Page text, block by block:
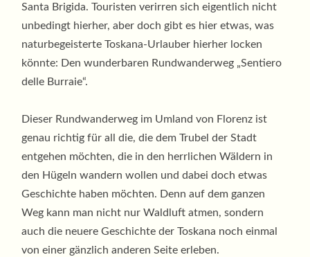
Santa Brigida. Touristen verirren sich eigentlich nicht
unbedingt hierher, aber doch gibt es hier etwas, was
naturbegeisterte Toskana-Urlauber hierher locken
könnte: Den wunderbaren Rundwanderweg „Sentiero
delle Burraie“.
Dieser Rundwanderweg im Umland von Florenz ist
genau richtig für all die, die dem Trubel der Stadt
entgehen möchten, die in den herrlichen Wäldern in
den Hügeln wandern wollen und dabei doch etwas
Geschichte haben möchten. Denn auf dem ganzen
Weg kann man nicht nur Waldluft atmen, sondern
auch die neuere Geschichte der Toskana noch einmal
von einer gänzlich anderen Seite erleben.